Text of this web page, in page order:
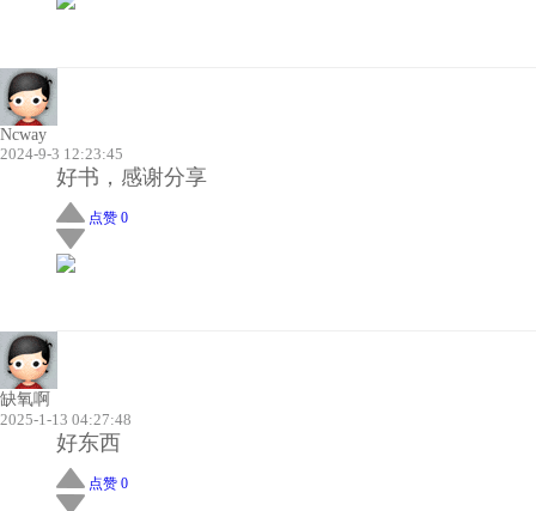
Ncway
2024-9-3 12:23:45
好书，感谢分享
点赞 0
缺氧啊
2025-1-13 04:27:48
好东西
点赞 0